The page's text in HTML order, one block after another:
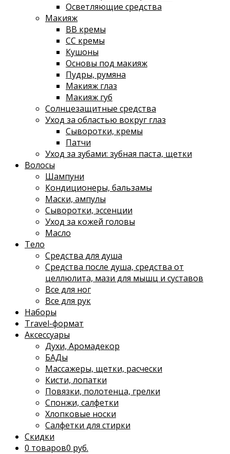
Осветляющие средства
Макияж
ВВ кремы
СС кремы
Кушоны
Основы под макияж
Пудры, румяна
Макияж глаз
Макияж губ
Солнцезащитные средства
Уход за областью вокруг глаз
Сыворотки, кремы
Патчи
Уход за зубами: зубная паста, щетки
Волосы
Шампуни
Кондиционеры, бальзамы
Маски, ампулы
Сыворотки, эссенции
Уход за кожей головы
Масло
Тело
Средства для душа
Средства после душа, средства от
целлюлита, мази для мышц и суставов
Все для ног
Все для рук
Наборы
Travel-формат
Аксессуары
Духи, Аромадекор
БАДы
Массажеры, щетки, расчески
Кисти, лопатки
Повязки, полотенца, грелки
Спонжи, салфетки
Хлопковые носки
Салфетки для стирки
Скидки
0 товаров0 руб.